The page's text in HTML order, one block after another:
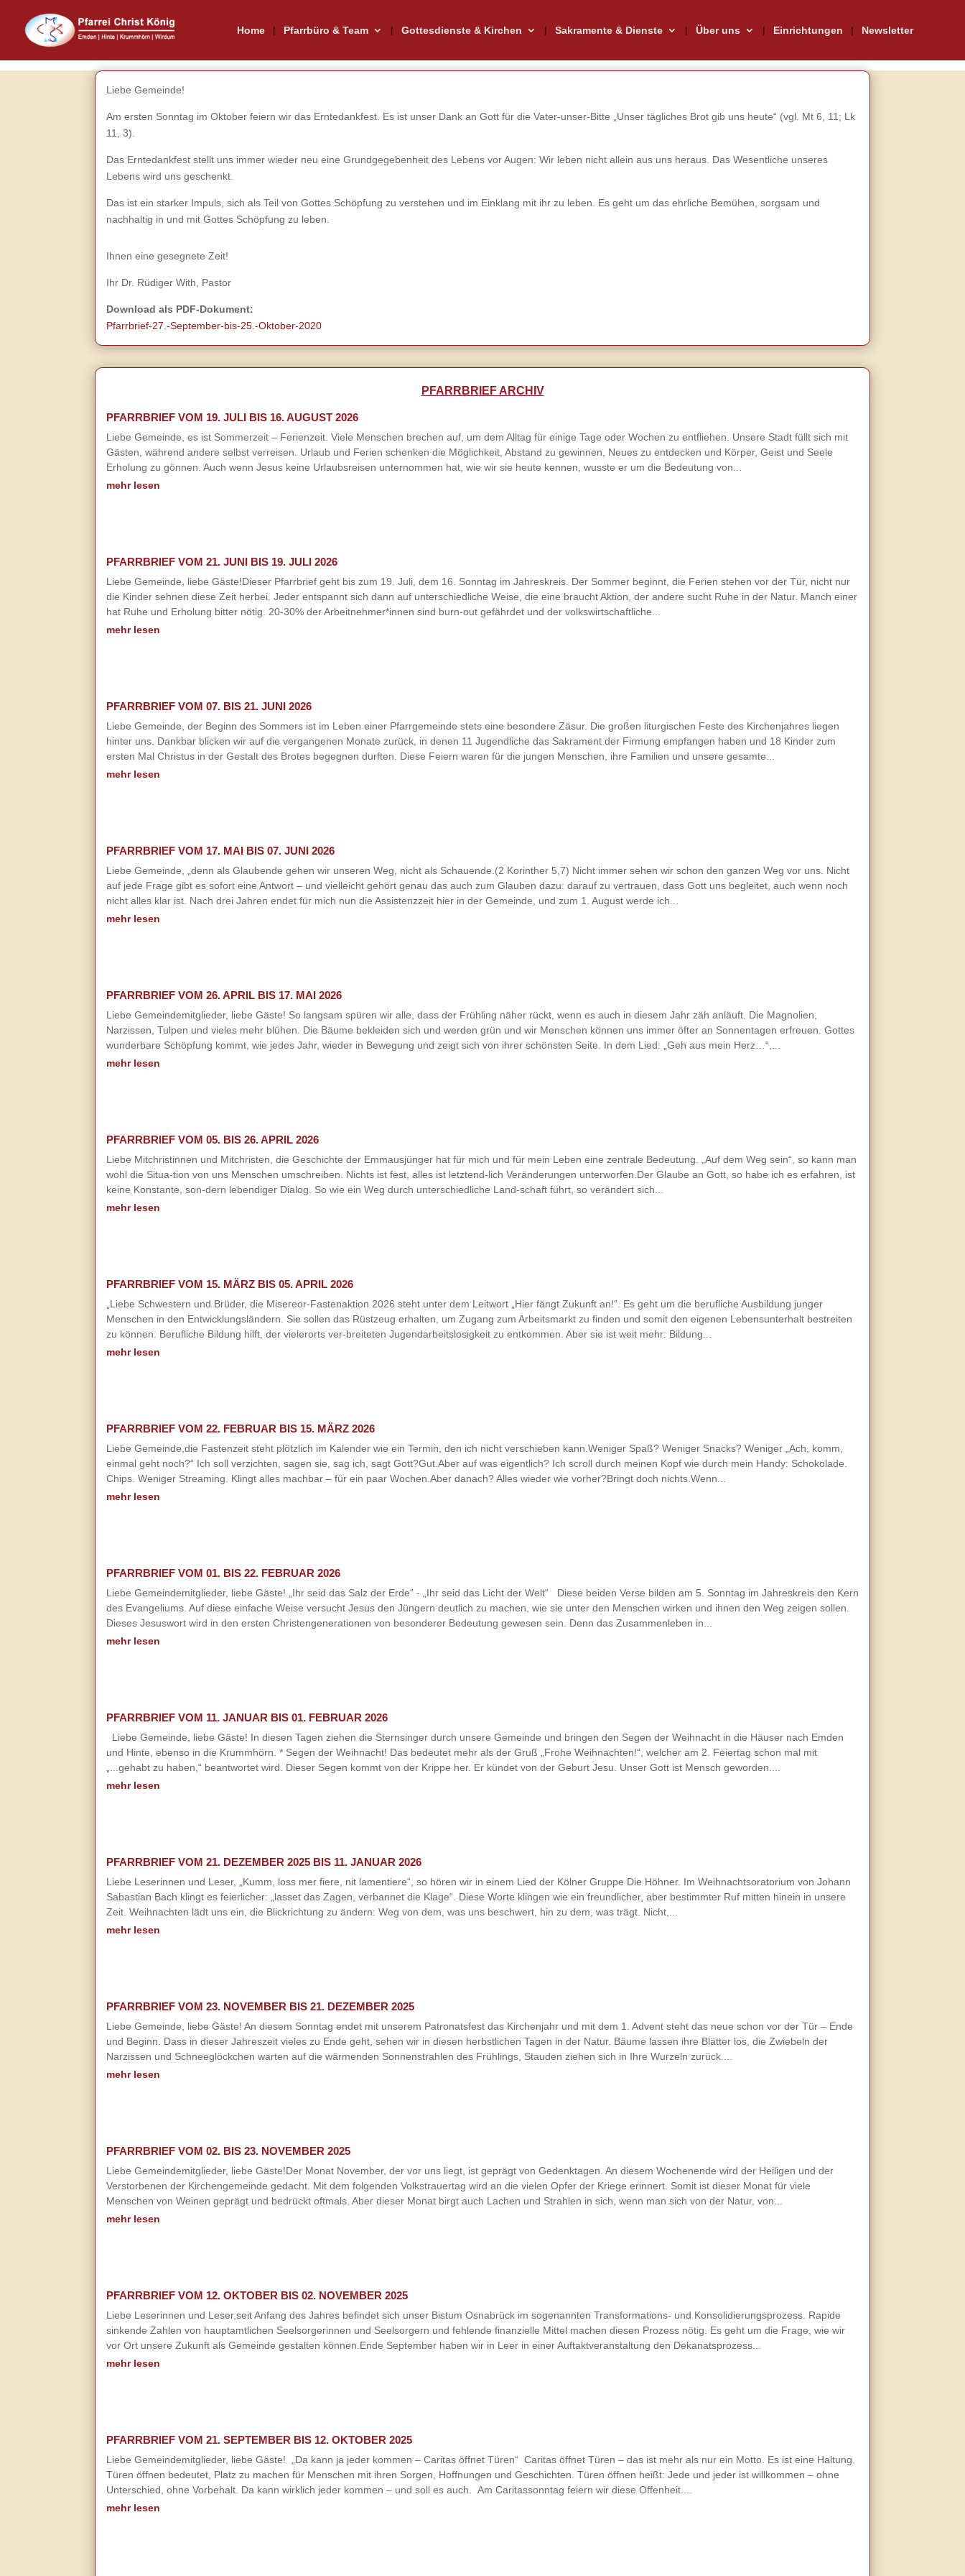
Home Pfarrbüro & Team Gottesdienste & Kirchen Sakramente & Dienste Über uns Einrichtungen Newsletter
Liebe Gemeinde!
Am ersten Sonntag im Oktober feiern wir das Erntedankfest. Es ist unser Dank an Gott für die Vater-unser-Bitte „Unser tägliches Brot gib uns heute“ (vgl. Mt 6, 11; Lk
11, 3).
Das Erntedankfest stellt uns immer wieder neu eine Grundgegebenheit des Lebens vor Augen: Wir leben nicht allein aus uns heraus. Das Wesentliche unseres
Lebens wird uns geschenkt.
Das ist ein starker Impuls, sich als Teil von Gottes Schöpfung zu verstehen und im Einklang mit ihr zu leben. Es geht um das ehrliche Bemühen, sorgsam und
nachhaltig in und mit Gottes Schöpfung zu leben.
Ihnen eine gesegnete Zeit!
Ihr Dr. Rüdiger With, Pastor
Download als PDF-Dokument:
Pfarrbrief-27.-September-bis-25.-Oktober-2020
PFARRBRIEF ARCHIV
PFARRBRIEF VOM 19. JULI BIS 16. AUGUST 2026
Liebe Gemeinde, es ist Sommerzeit – Ferienzeit. Viele Menschen brechen auf, um dem Alltag für einige Tage oder Wochen zu entfliehen. Unsere Stadt füllt sich mit
Gästen, während andere selbst verreisen. Urlaub und Ferien schenken die Möglichkeit, Abstand zu gewinnen, Neues zu entdecken und Körper, Geist und Seele
Erholung zu gönnen. Auch wenn Jesus keine Urlaubsreisen unternommen hat, wie wir sie heute kennen, wusste er um die Bedeutung von...
mehr lesen
PFARRBRIEF VOM 21. JUNI BIS 19. JULI 2026
Liebe Gemeinde, liebe Gäste!Dieser Pfarrbrief geht bis zum 19. Juli, dem 16. Sonntag im Jahreskreis. Der Sommer beginnt, die Ferien stehen vor der Tür, nicht nur
die Kinder sehnen diese Zeit herbei. Jeder entspannt sich dann auf unterschiedliche Weise, die eine braucht Aktion, der andere sucht Ruhe in der Natur. Manch einer
hat Ruhe und Erholung bitter nötig. 20-30% der Arbeitnehmer*innen sind burn-out gefährdet und der volkswirtschaftliche...
mehr lesen
PFARRBRIEF VOM 07. BIS 21. JUNI 2026
Liebe Gemeinde, der Beginn des Sommers ist im Leben einer Pfarrgemeinde stets eine besondere Zäsur. Die großen liturgischen Feste des Kirchenjahres liegen
hinter uns. Dankbar blicken wir auf die vergangenen Monate zurück, in denen 11 Jugendliche das Sakrament der Firmung empfangen haben und 18 Kinder zum
ersten Mal Christus in der Gestalt des Brotes begegnen durften. Diese Feiern waren für die jungen Menschen, ihre Familien und unsere gesamte...
mehr lesen
PFARRBRIEF VOM 17. MAI BIS 07. JUNI 2026
Liebe Gemeinde, „denn als Glaubende gehen wir unseren Weg, nicht als Schauende.(2 Korinther 5,7) Nicht immer sehen wir schon den ganzen Weg vor uns. Nicht
auf jede Frage gibt es sofort eine Antwort – und vielleicht gehört genau das auch zum Glauben dazu: darauf zu vertrauen, dass Gott uns begleitet, auch wenn noch
nicht alles klar ist. Nach drei Jahren endet für mich nun die Assistenzzeit hier in der Gemeinde, und zum 1. August werde ich...
mehr lesen
PFARRBRIEF VOM 26. APRIL BIS 17. MAI 2026
Liebe Gemeindemitglieder, liebe Gäste! So langsam spüren wir alle, dass der Frühling näher rückt, wenn es auch in diesem Jahr zäh anläuft. Die Magnolien,
Narzissen, Tulpen und vieles mehr blühen. Die Bäume bekleiden sich und werden grün und wir Menschen können uns immer öfter an Sonnentagen erfreuen. Gottes
wunderbare Schöpfung kommt, wie jedes Jahr, wieder in Bewegung und zeigt sich von ihrer schönsten Seite. In dem Lied: „Geh aus mein Herz…“,...
mehr lesen
PFARRBRIEF VOM 05. BIS 26. APRIL 2026
Liebe Mitchristinnen und Mitchristen, die Geschichte der Emmausjünger hat für mich und für mein Leben eine zentrale Bedeutung. „Auf dem Weg sein“, so kann man
wohl die Situa-tion von uns Menschen umschreiben. Nichts ist fest, alles ist letztend-lich Veränderungen unterworfen.Der Glaube an Gott, so habe ich es erfahren, ist
keine Konstante, son-dern lebendiger Dialog. So wie ein Weg durch unterschiedliche Land-schaft führt, so verändert sich...
mehr lesen
PFARRBRIEF VOM 15. MÄRZ BIS 05. APRIL 2026
„Liebe Schwestern und Brüder, die Misereor-Fastenaktion 2026 steht unter dem Leitwort „Hier fängt Zukunft an!“. Es geht um die berufliche Ausbildung junger
Menschen in den Entwicklungsländern. Sie sollen das Rüstzeug erhalten, um Zugang zum Arbeitsmarkt zu finden und somit den eigenen Lebensunterhalt bestreiten
zu können. Berufliche Bildung hilft, der vielerorts ver-breiteten Jugendarbeitslosigkeit zu entkommen. Aber sie ist weit mehr: Bildung...
mehr lesen
PFARRBRIEF VOM 22. FEBRUAR BIS 15. MÄRZ 2026
Liebe Gemeinde,die Fastenzeit steht plötzlich im Kalender wie ein Termin, den ich nicht verschieben kann.Weniger Spaß? Weniger Snacks? Weniger „Ach, komm,
einmal geht noch?“ Ich soll verzichten, sagen sie, sag ich, sagt Gott?Gut.Aber auf was eigentlich? Ich scroll durch meinen Kopf wie durch mein Handy: Schokolade.
Chips. Weniger Streaming. Klingt alles machbar – für ein paar Wochen.Aber danach? Alles wieder wie vorher?Bringt doch nichts.Wenn...
mehr lesen
PFARRBRIEF VOM 01. BIS 22. FEBRUAR 2026
Liebe Gemeindemitglieder, liebe Gäste! „Ihr seid das Salz der Erde“ - „Ihr seid das Licht der Welt“ Diese beiden Verse bilden am 5. Sonntag im Jahreskreis den Kern
des Evangeliums. Auf diese einfache Weise versucht Jesus den Jüngern deutlich zu machen, wie sie unter den Menschen wirken und ihnen den Weg zeigen sollen.
Dieses Jesuswort wird in den ersten Christengenerationen von besonderer Bedeutung gewesen sein. Denn das Zusammenleben in...
mehr lesen
PFARRBRIEF VOM 11. JANUAR BIS 01. FEBRUAR 2026
Liebe Gemeinde, liebe Gäste! In diesen Tagen ziehen die Sternsinger durch unsere Gemeinde und bringen den Segen der Weihnacht in die Häuser nach Emden
und Hinte, ebenso in die Krummhörn. * Segen der Weihnacht! Das bedeutet mehr als der Gruß „Frohe Weihnachten!“, welcher am 2. Feiertag schon mal mit
„...gehabt zu haben,“ beantwortet wird. Dieser Segen kommt von der Krippe her. Er kündet von der Geburt Jesu. Unser Gott ist Mensch geworden....
mehr lesen
PFARRBRIEF VOM 21. DEZEMBER 2025 BIS 11. JANUAR 2026
Liebe Leserinnen und Leser, „Kumm, loss mer fiere, nit lamentiere“, so hören wir in einem Lied der Kölner Gruppe Die Höhner. Im Weihnachtsoratorium von Johann
Sabastian Bach klingt es feierlicher: „lasset das Zagen, verbannet die Klage“. Diese Worte klingen wie ein freundlicher, aber bestimmter Ruf mitten hinein in unsere
Zeit. Weihnachten lädt uns ein, die Blickrichtung zu ändern: Weg von dem, was uns beschwert, hin zu dem, was trägt. Nicht,...
mehr lesen
PFARRBRIEF VOM 23. NOVEMBER BIS 21. DEZEMBER 2025
Liebe Gemeinde, liebe Gäste! An diesem Sonntag endet mit unserem Patronatsfest das Kirchenjahr und mit dem 1. Advent steht das neue schon vor der Tür – Ende
und Beginn. Dass in dieser Jahreszeit vieles zu Ende geht, sehen wir in diesen herbstlichen Tagen in der Natur. Bäume lassen ihre Blätter los, die Zwiebeln der
Narzissen und Schneeglöckchen warten auf die wärmenden Sonnenstrahlen des Frühlings, Stauden ziehen sich in Ihre Wurzeln zurück....
mehr lesen
PFARRBRIEF VOM 02. BIS 23. NOVEMBER 2025
Liebe Gemeindemitglieder, liebe Gäste!Der Monat November, der vor uns liegt, ist geprägt von Gedenktagen. An diesem Wochenende wird der Heiligen und der
Verstorbenen der Kirchengemeinde gedacht. Mit dem folgenden Volkstrauertag wird an die vielen Opfer der Kriege erinnert. Somit ist dieser Monat für viele
Menschen von Weinen geprägt und bedrückt oftmals. Aber dieser Monat birgt auch Lachen und Strahlen in sich, wenn man sich von der Natur, von...
mehr lesen
PFARRBRIEF VOM 12. OKTOBER BIS 02. NOVEMBER 2025
Liebe Leserinnen und Leser,seit Anfang des Jahres befindet sich unser Bistum Osnabrück im sogenannten Transformations- und Konsolidierungsprozess. Rapide
sinkende Zahlen von hauptamtlichen Seelsorgerinnen und Seelsorgern und fehlende finanzielle Mittel machen diesen Prozess nötig. Es geht um die Frage, wie wir
vor Ort unsere Zukunft als Gemeinde gestalten können.Ende September haben wir in Leer in einer Auftaktveranstaltung den Dekanatsprozess...
mehr lesen
PFARRBRIEF VOM 21. SEPTEMBER BIS 12. OKTOBER 2025
Liebe Gemeindemitglieder, liebe Gäste! „Da kann ja jeder kommen – Caritas öffnet Türen“ Caritas öffnet Türen – das ist mehr als nur ein Motto. Es ist eine Haltung.
Türen öffnen bedeutet, Platz zu machen für Menschen mit ihren Sorgen, Hoffnungen und Geschichten. Türen öffnen heißt: Jede und jeder ist willkommen – ohne
Unterschied, ohne Vorbehalt. Da kann wirklich jeder kommen – und soll es auch. Am Caritassonntag feiern wir diese Offenheit....
mehr lesen